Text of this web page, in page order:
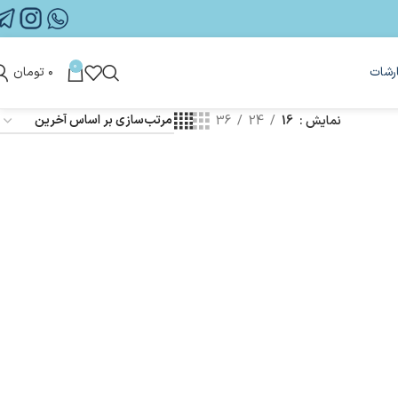
0 ۰ تومان
نمایش 16
24
36